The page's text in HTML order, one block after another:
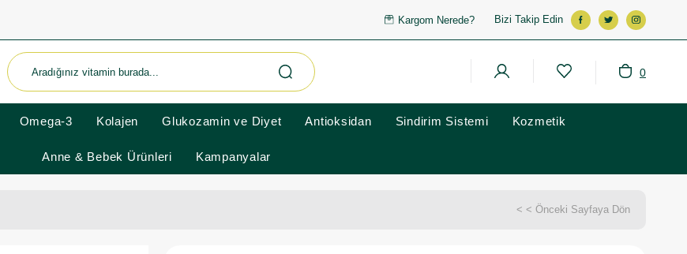
Kargom Nerede? Bizi Takip Edin
0
Omega-3 Kolajen Glukozamin ve Diyet Antioksidan Sindirim Sistemi Kozmetik
Anne & Bebek Ürünleri Kampanyalar
< < Önceki Sayfaya Dön